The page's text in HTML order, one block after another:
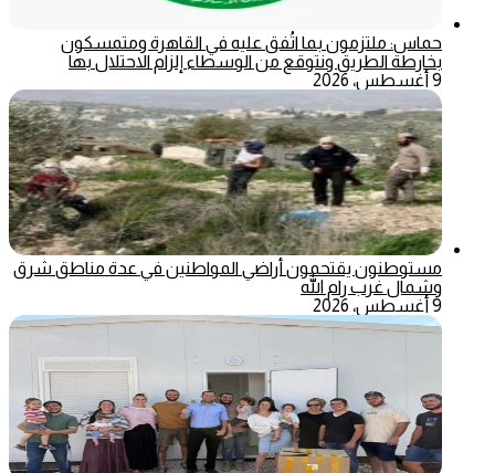
حماس: ملتزمون بما اتُفق عليه في القاهرة ومتمسكون
بخارطة الطريق ونتوقع من الوسطاء إلزام الاحتلال بها
9 أغسطس، 2026
مستوطنون يقتحمون أراضي المواطنين في عدة مناطق شرق
وشمال غرب رام الله
9 أغسطس، 2026